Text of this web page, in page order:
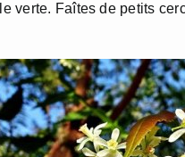
verte. Faîtes de petits